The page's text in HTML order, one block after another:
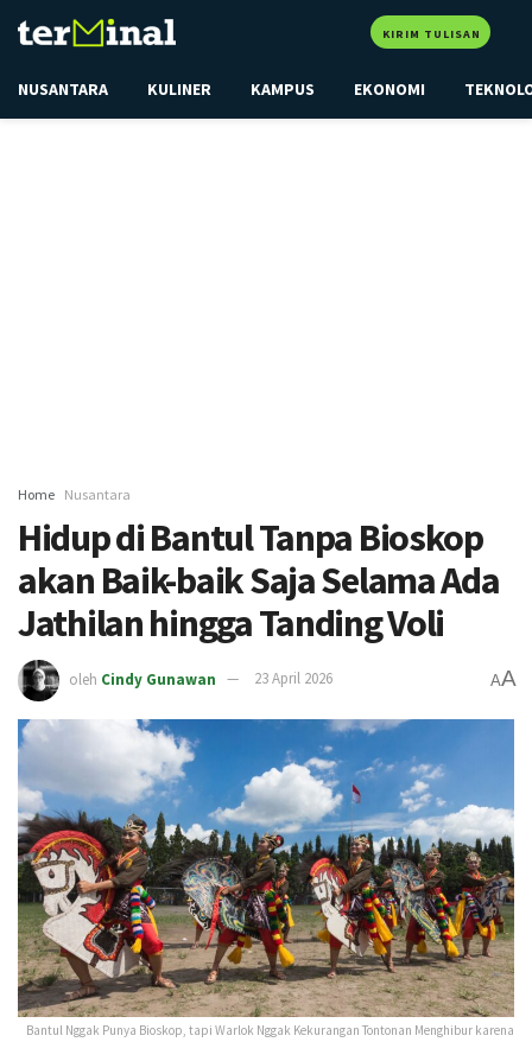
KIRIM TULISAN
NUSANTARA KULINER KAMPUS EKONOMI
Home Nusantara
Hidup di Bantul Tanpa Bioskop
akan Baik-baik Saja Selama Ada
Jathilan hingga Tanding Voli
oleh Cindy Gunawan 23 April 2026 AA
Bantul Nggak Punya Bioskop, tapi Warlok Nggak Kekurangan Tontonan Menghibur karena